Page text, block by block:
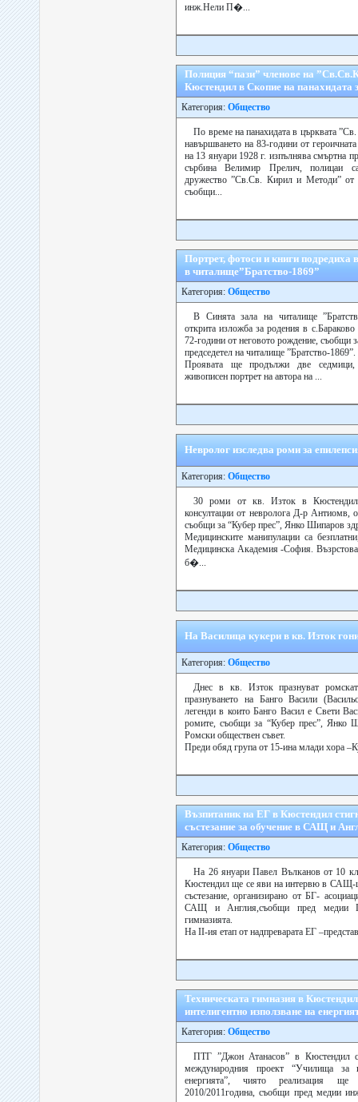
инж.Нели П�...
Полиция “пази” членове на
Кюстендил в Скопие на панахидата
Категория: Общество
По време на панахидата в църквата
навършването на 83-години от
на 13 януари 1928 г. изпълнява смъртна
сърбина Велимир Прелич, полицаи
дружество ”Св.Св. Кирил и Методи”
съобщи...
Портрет, фотоси и книги
в читалище”Братство-1869”
Категория: Общество
В Синята зала на читалище
открита изложба за родения в
72-години от неговото рождение, съобщи
председетел на читалище ”Братство-1869”.
Проявата ще продължи две седмици,
живописен портрет на автора на ...
Невролог изследва роми за
Категория: Общество
30 роми от кв. Изток в Кюстендил
консултации от невролога Д-р Антиомв,
съобщи за “Кубер прес”, Янко Шипаров
Медицинските манипулации са
Медицинска Академия -София.
б�...
На Василица кукери в кв. Изток
Категория: Общество
Днес в кв. Изток празнуват
празнуването на Банго Васили
легенди в които Банго Васил е Свети
ромите, съобщи за “Кубер прес”, Янко
Ромски обществен съвет.
Преди обяд група от 15-ина млади хора
Възпитаник на ЕГ в Кюстендил
състезание за обучение в САЩ и
Категория: Общество
На 26 януари Павел Вълканов от 10
Кюстендил ще се яви на интервю в САЩ-
състезание, организирано от БГ-
САЩ и Англия,съобщи пред медии
гимназията.
На ІІ-ия етап от надпреварата ЕГ
Техническата гимназия в
интелигентно използване на
Категория: Общество
ПТГ ”Джон Атанасов” в Кюстендил
международния проект “Училища за
енергията”, чиято реализация
2010/2011година, съобщи пред медии